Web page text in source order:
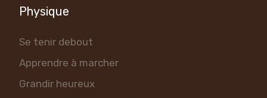
Physique
Se tenir debout
Apprendre à marcher
Grandir heureux